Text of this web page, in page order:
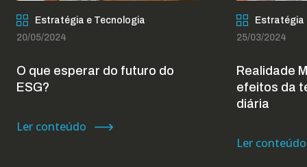
Estratégia e Tecnologia
20/05/2024
O que esperar do futuro do
ESG?
Ler conteúdo
Estratégia
25/03/2024
Realidade
efeitos da
diária
Ler conteúdo